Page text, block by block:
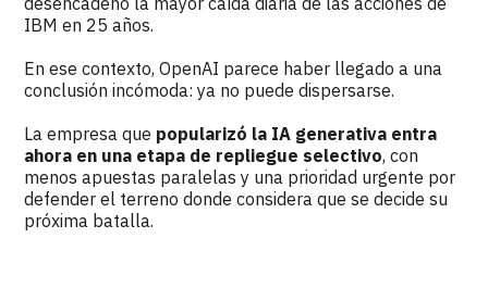
IBM en 25 años.
En ese contexto, OpenAI parece haber llegado a una
conclusión incómoda: ya no puede dispersarse.
La empresa que popularizó la IA generativa entra
ahora en una etapa de repliegue selectivo, con
menos apuestas paralelas y una prioridad urgente por
defender el terreno donde considera que se decide su
próxima batalla.